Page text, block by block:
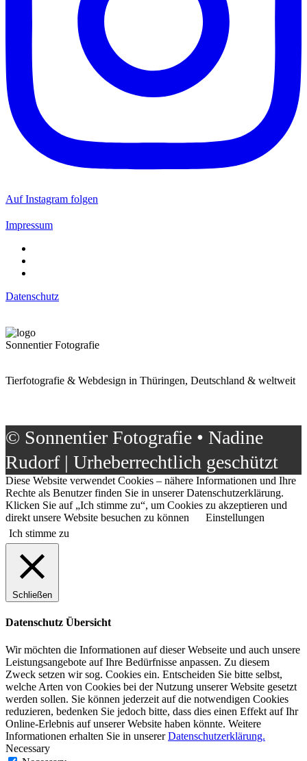
Auf Instagram folgen
Impressum
Datenschutz
Sonnentier Fotografie
Tierfotografie & Webdesign in Thüringen, Deutschland & weltweit
© Sonnentier Fotografie • Nadine
Rudorf | Urheberrechtlich geschützt
Diese Website verwendet Cookies – nähere Informationen und Ihre
Rechte als Benutzer finden Sie in unserer Datenschutzerklärung.
Klicken Sie auf „Ich stimme zu“, um Cookies zu akzeptieren und
direkt unsere Website besuchen zu können
Einstellungen
Ich stimme zu
Schließen
Datenschutz Übersicht
Wir möchten die Informationen auf dieser Webseite und auch unsere
Leistungsangebote auf Ihre Bedürfnisse anpassen. Zu diesem
Zweck setzen wir sog. Cookies ein. Entscheiden Sie bitte selbst,
welche Arten von Cookies bei der Nutzung unserer Website gesetzt
werden sollen. Sie können jederzeit auf die notwendigen Cookies
reduzieren, bedenken Sie jedoch bitte, dass dies einen Effekt auf Ihr
Online-Erlebnis auf unserer Website haben könnte. Weitere
Informationen erhalten Sie in unsererDatenschutzerklärung.
Necessary